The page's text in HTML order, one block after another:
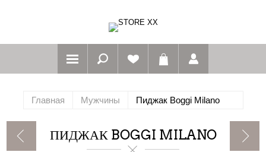
Главная Мужчины Пиджак Boggi Milano
ПИДЖАК BOGGI MILANO